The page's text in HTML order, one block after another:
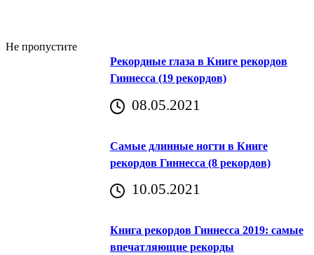
Не пропустите
Рекордные глаза в Книге рекордов
Гиннесса (19 рекордов)
08.05.2021
Самые длинные ногти в Книге
рекордов Гиннесса (8 рекордов)
10.05.2021
Книга рекордов Гиннесса 2019: самые
впечатляющие рекорды